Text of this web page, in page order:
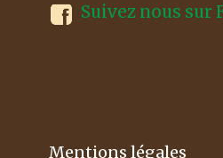
Suivez nous sur
Mentions légales